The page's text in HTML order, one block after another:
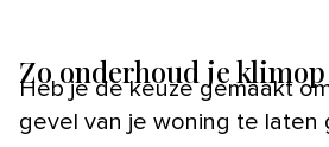
Zo onderhoud je klimop
Heb je de keuze gemaakt
gevel van je woning te laten